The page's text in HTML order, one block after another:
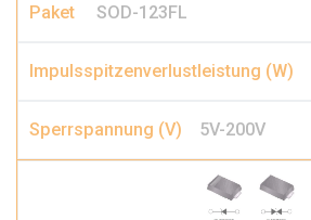
SOD-123FL
5V-200V